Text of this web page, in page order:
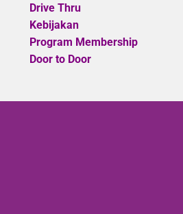
Drive Thru
Kebijakan
Program Membership
Door to Door